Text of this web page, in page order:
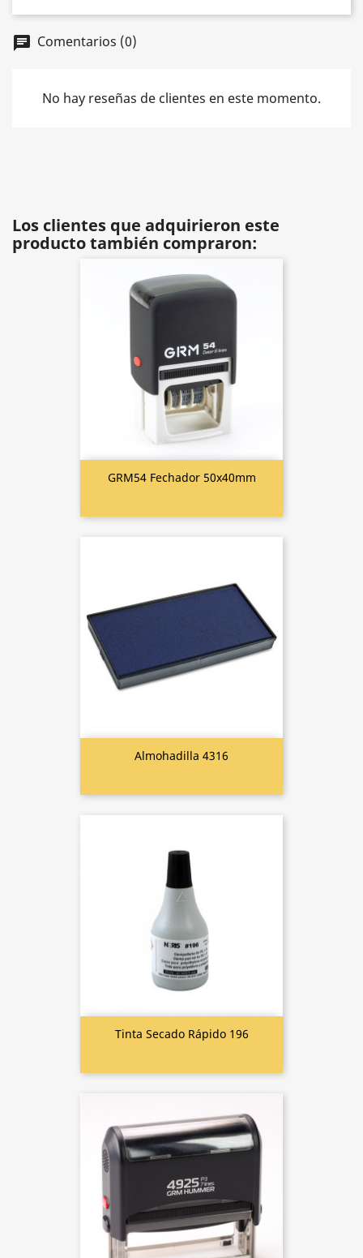
chat Comentarios (0)
No hay reseñas de clientes en este momento.
Los clientes que adquirieron este
producto también compraron:
GRM54 Fechador 50x40mm
Almohadilla 4316
Tinta Secado Rápido 196